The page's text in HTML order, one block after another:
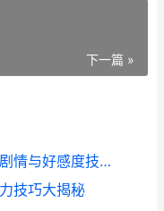
下一篇 »
逆水寒男生喝酒攻略：解锁隐藏剧情与好感度技巧
技巧大揭秘